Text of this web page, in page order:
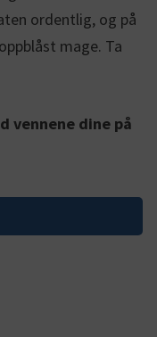
ordentlig, og på
mage. Ta
vennene dine på